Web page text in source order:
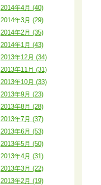
2014年4月 (40)
2014年3月 (29)
2014年2月 (35)
2014年1月 (43)
2013年12月 (34)
2013年11月 (31)
2013年10月 (33)
2013年9月 (23)
2013年8月 (28)
2013年7月 (37)
2013年6月 (53)
2013年5月 (50)
2013年4月 (31)
2013年3月 (22)
2013年2月 (19)